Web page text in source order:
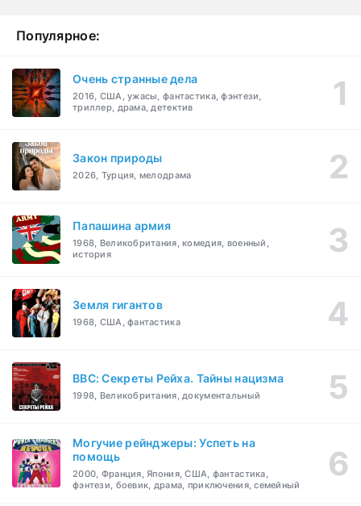
Популярное:
Очень странные дела
2016, США, ужасы, фантастика, фэнтези,
триллер, драма, детектив
Закон природы
2026, Турция, мелодрама
Папашина армия
1968, Великобритания, комедия, военный,
история
Земля гигантов
1968, США, фантастика
BBC: Секреты Рейха. Тайны нацизма
1998, Великобритания, документальный
Могучие рейнджеры: Успеть на
помощь
2000, Франция, Япония, США, фантастика,
фэнтези, боевик, драма, приключения, семейный